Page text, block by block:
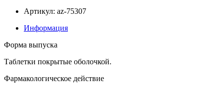
Артикул: az-75307
Информация
Форма выпуска
Таблетки покрытые оболочкой.
Фармакологическое действие